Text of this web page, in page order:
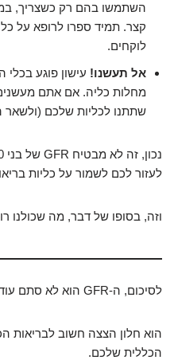
השתמשו בהם רק כשצריך,
קצר. תמיד ספרו לרופא על
לוקחים.
אל תעשנו! עישון פוגע
מחלות כליה. אם אתם
שתתנו לכליות שלכם (ולשאר
לעזור לכם לשמור על כליות
וזה, בסופו של דבר, מה שכולנו
לסיכום, ה-GFR הוא לא סתם עוד מספר בבדיקת הדם שלכם.
הוא חלון הצצה חשוב לבריאות
הכללית שלכם.